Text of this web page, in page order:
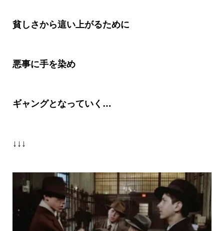
貧しさから這い上がるために
悪事に手を染め
ギャングとなっていく…
↓↓↓